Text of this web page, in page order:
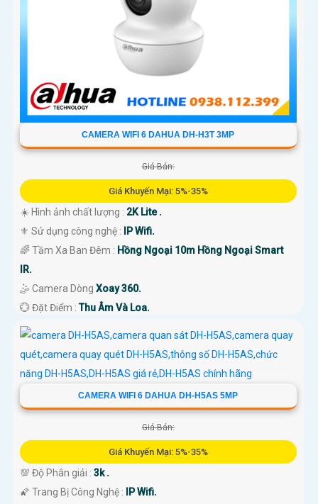
CAMERA WIFI 6 DAHUA DH-H3T 3MP
Giá Bán:
Giá Khuyến Mại: 5%-35%
☀️ Hình ảnh chất lượng : 2K Lite .
⚜️ Sử dụng công nghệ : IP Wifi.
🌈 Tầm Xa Ban Đêm : Hồng Ngoại 10m Hồng Ngoại Smart
IR.
🤹 Camera Dòng Xoay 360.
️💮 Đặt Điểm :Thu Âm Và Loa.
CAMERA WIFI 6 DAHUA DH-H5AS 5MP
Giá Bán:
Giá Khuyến Mại: 5%-35%
💯 Độ Phân giải : 3k .
🌠 Trang Bị Công Nghệ :
IP Wifi.